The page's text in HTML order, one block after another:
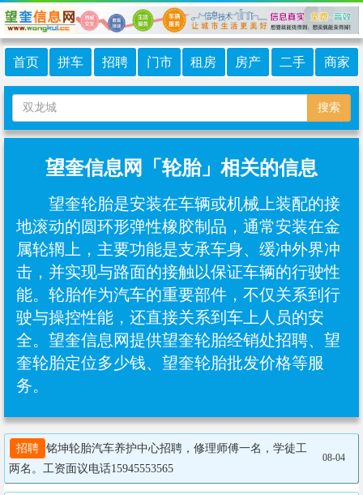
首页 拼车 招聘 门市 租房 房产 二手 商家
搜索
望奎信息网「轮胎」相关的信息
望奎轮胎是安装在车辆或机械上装配的接
地滚动的圆环形弹性橡胶制品，通常安装在金
属轮辋上，主要功能是支承车身、缓冲外界冲
击，并实现与路面的接触以保证车辆的行驶性
能。轮胎作为汽车的重要部件，不仅关系到行
驶与操控性能，还直接关系到车上人员的安
全。望奎信息网提供望奎轮胎经销处招聘、望
奎轮胎定位多少钱、望奎轮胎批发价格等服
务。
招聘 铭坤轮胎汽车养护中心招聘，修理师傅一名，学徒工
两名。工资面议电话15945553565
08-04